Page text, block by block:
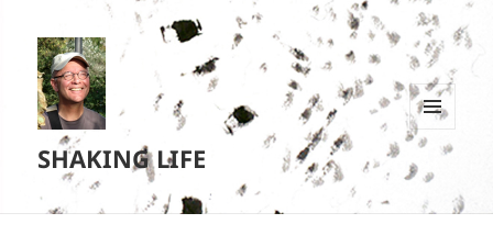
SHAKING LIFE
MENU
WIDGETS